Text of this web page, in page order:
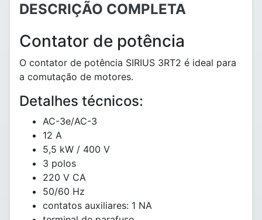
DESCRIÇÃO COMPLETA
Contator de potência
O contator de potência SIRIUS 3RT2 é ideal para
a comutação de motores.
Detalhes técnicos:
AC-3e/AC-3
12 A
5,5 kW / 400 V
3 polos
220 V CA
50/60 Hz
contatos auxiliares: 1 NA